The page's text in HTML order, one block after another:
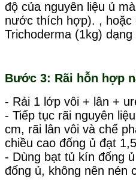
độ của nguyên liệu ủ
nước thích hợp). , hoặc
Trichoderma (1kg)
Bước 3: Rãi hỗn hợp
- Rải 1 lớp vôi + lân +
- Tiếp tục rãi nguyên
cm, rãi lân vôi và chế
chiều cao đống ủ đạt
- Dùng bạt tủ kín đống
đống ủ, không nên nén